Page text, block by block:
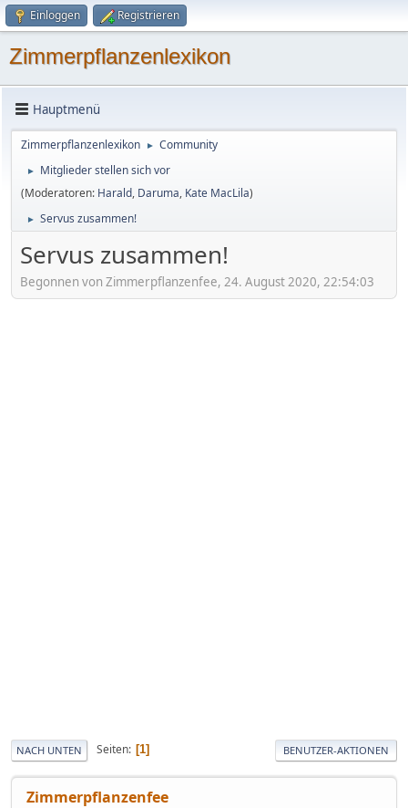
Einloggen Registrieren
Zimmerpflanzenlexikon
Hauptmenü
Zimmerpflanzenlexikon ► Community
►
Mitglieder stellen sich vor
(Moderatoren: Harald, Daruma, Kate MacLila)
► Servus zusammen!
Servus zusammen!
Begonnen von Zimmerpflanzenfee, 24. August 2020, 22:54:03
NACH UNTEN Seiten 1 BENUTZER-AKTIONEN
Zimmerpflanzenfee